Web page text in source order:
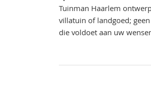
Tuinman Haarlem
villatuin of landgoed;
die voldoet aan uw